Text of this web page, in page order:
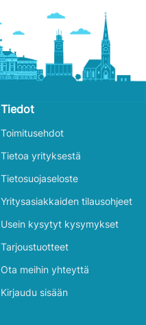
Tiedot
Toimitusehdot
Tietoa yrityksestä
Tietosuojaseloste
Yritysasiakkaiden tilausohjeet
Usein kysytyt kysymykset
Tarjoustuotteet
Ota meihin yhteyttä
Kirjaudu sisään